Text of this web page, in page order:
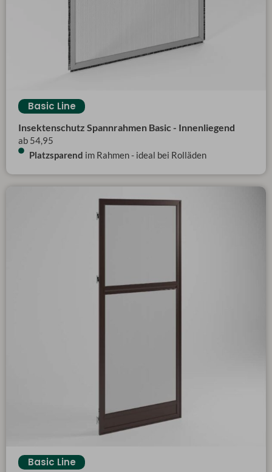
Basic Line
Insektenschutz Spannrahmen Basic - Innenliegend
ab 54,95
Platzsparend im Rahmen - ideal bei Rolläden
Basic Line